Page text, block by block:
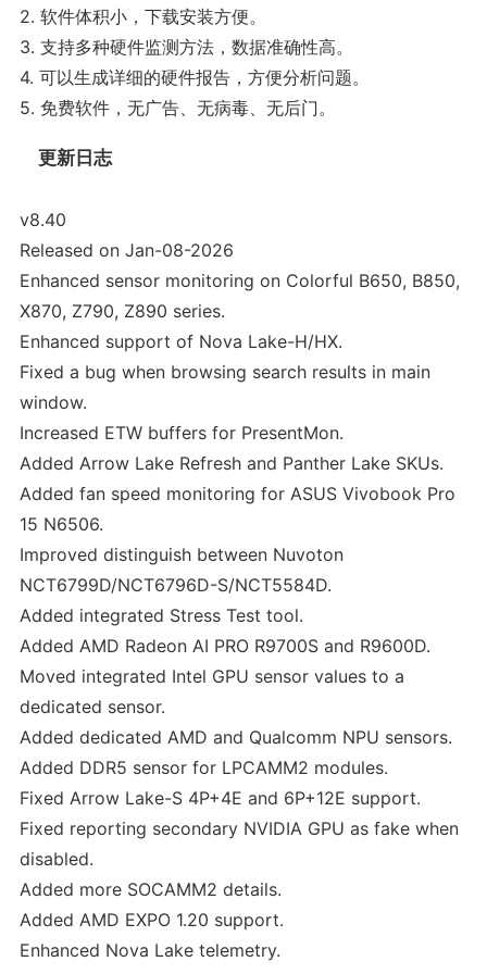
2. 软件体积小，下载安装方便。
3. 支持多种硬件监测方法，数据准确性高。
4. 可以生成详细的硬件报告，方便分析问题。
5. 免费软件，无广告、无病毒、无后门。
更新日志
v8.40
Released on Jan-08-2026
Enhanced sensor monitoring on Colorful B650, B850,
X870, Z790, Z890 series.
Enhanced support of Nova Lake-H/HX.
Fixed a bug when browsing search results in main
window.
Increased ETW buffers for PresentMon.
Added Arrow Lake Refresh and Panther Lake SKUs.
Added fan speed monitoring for ASUS Vivobook Pro
15 N6506.
Improved distinguish between Nuvoton
NCT6799D/NCT6796D-S/NCT5584D.
Added integrated Stress Test tool.
Added AMD Radeon AI PRO R9700S and R9600D.
Moved integrated Intel GPU sensor values to a
dedicated sensor.
Added dedicated AMD and Qualcomm NPU sensors.
Added DDR5 sensor for LPCAMM2 modules.
Fixed Arrow Lake-S 4P+4E and 6P+12E support.
Fixed reporting secondary NVIDIA GPU as fake when
disabled.
Added more SOCAMM2 details.
Added AMD EXPO 1.20 support.
Enhanced Nova Lake telemetry.